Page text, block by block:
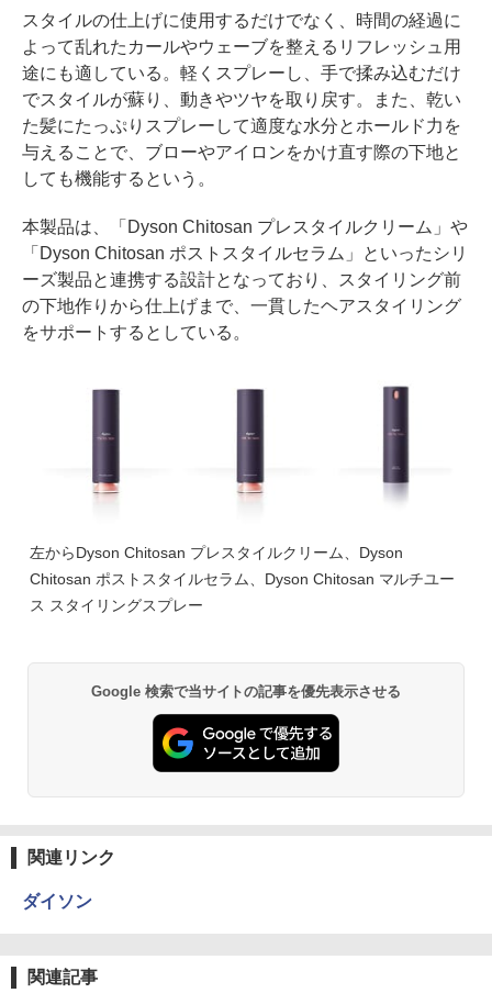
スタイルの仕上げに使用するだけでなく、時間の経過に
よって乱れたカールやウェーブを整えるリフレッシュ用
途にも適している。軽くスプレーし、手で揉み込むだけ
でスタイルが蘇り、動きやツヤを取り戻す。また、乾い
た髪にたっぷりスプレーして適度な水分とホールド力を
与えることで、ブローやアイロンをかけ直す際の下地と
しても機能するという。
本製品は、「Dyson Chitosan プレスタイルクリーム」や
「Dyson Chitosan ポストスタイルセラム」といったシリ
ーズ製品と連携する設計となっており、スタイリング前
の下地作りから仕上げまで、一貫したヘアスタイリング
をサポートするとしている。
左からDyson Chitosan プレスタイルクリーム、Dyson
Chitosan ポストスタイルセラム、Dyson Chitosan マルチユー
ス スタイリングスプレー
Google 検索で当サイトの記事を優先表示させる
関連リンク
ダイソン
関連記事